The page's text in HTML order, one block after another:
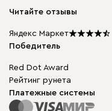
Подарочные сертификаты
Мы в прессе
Столы и стулья
Читайте отзывы
Яндекс Маркет
Победитель
Red Dot Award
Рейтинг рунета
Платежные системы